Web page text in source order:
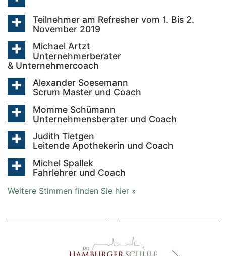
Teilnehmer am Refresher vom 1. Bis 2.
November 2019
Michael Artzt
Unternehmerberater
& Unternehmercoach
Alexander Soesemann
Scrum Master und Coach
Momme Schümann
Unternehmensberater und Coach
Judith Tietgen
Leitende Apothekerin und Coach
Michel Spallek
Fahrlehrer und Coach
Weitere Stimmen finden Sie hier »